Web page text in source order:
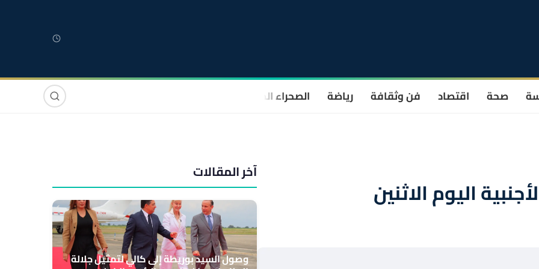
صحة اقتصاد فن وثقافة رياضة الصحراء المغربية صوت وصورة
اليوم الاثنين
آخر المقالات
وصول السيد بوريطة إلى كالي لتمثيل جلالة